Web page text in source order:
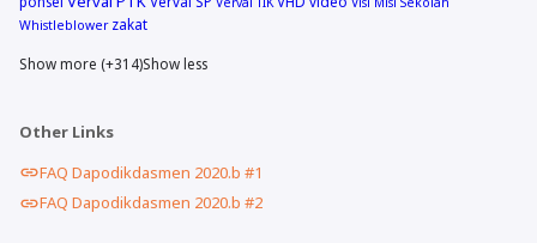
Whistleblower zakat
Show more (+314)Show less
Other Links
FAQ Dapodikdasmen 2020.b #1
FAQ Dapodikdasmen 2020.b #2